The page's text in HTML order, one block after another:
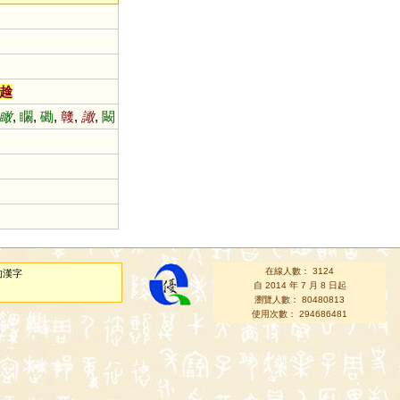
, 矙, 磡, 竷, 譀, 闞
漢字
在線人數： 3124
自 2014 年 7 月 8 日起
瀏覽人數： 80480813
使用次數： 294686481